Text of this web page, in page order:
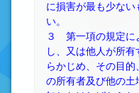
に損害が最も少な
い。
３ 第一項の規定に
し、又は他人が所
らかじめ、その目
の所有者及び他の土